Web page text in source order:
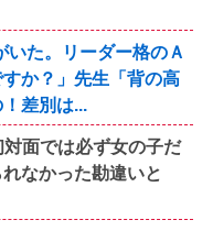
いた。リーダー格のＡ
すか？」先生「背の高
差別は...
面では必ず女の子だ
なかった勘違いと